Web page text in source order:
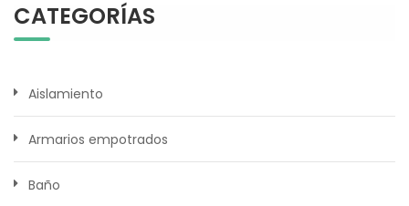
CATEGORÍAS
Aislamiento
Armarios empotrados
Baño